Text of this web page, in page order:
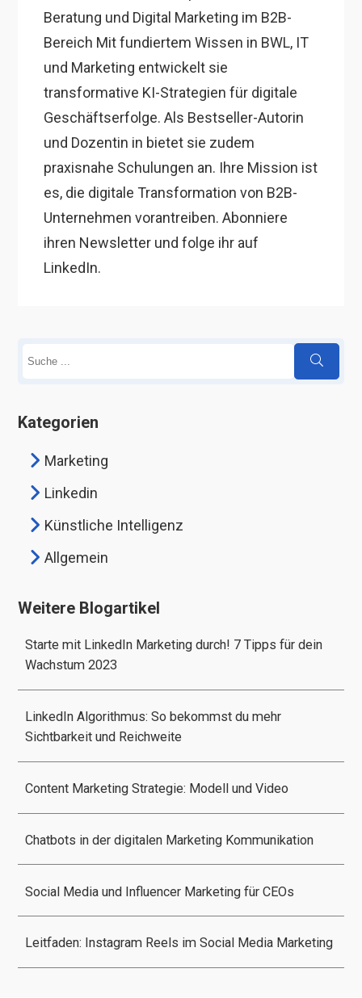
Beratung und Digital Marketing im B2B-
Bereich Mit fundiertem Wissen in BWL, IT
und Marketing entwickelt sie
transformative KI-Strategien für digitale
Geschäftserfolge. Als Bestseller-Autorin
und Dozentin in bietet sie zudem
praxisnahe Schulungen an. Ihre Mission ist
es, die digitale Transformation von B2B-
Unternehmen vorantreiben. Abonniere
ihren Newsletter und folge ihr auf
LinkedIn.
Kategorien
Marketing
Linkedin
Künstliche Intelligenz
Allgemein
Weitere Blogartikel
Starte mit LinkedIn Marketing durch! 7 Tipps für dein
Wachstum 2023
LinkedIn Algorithmus: So bekommst du mehr
Sichtbarkeit und Reichweite
Content Marketing Strategie: Modell und Video
Chatbots in der digitalen Marketing Kommunikation
Social Media und Influencer Marketing für CEOs
Leitfaden: Instagram Reels im Social Media Marketing